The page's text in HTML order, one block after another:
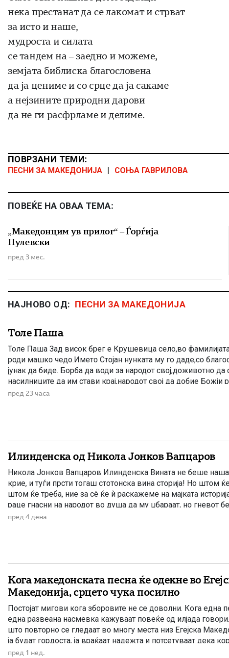
нека престанат да се лакомат и стрват
за исто и наше,
мудроста и силата
се тандем на – заедно и можеме,
земјата библиска благословена
да ја цениме и со срце да ја сакаме
а нејзините природни дарови
да не ги расфрламе и делиме.
ПОВРЗАНИ ТЕМИ:
ПЕСНИ ЗА МАКЕДОНИЈА СОЊА ГАВРИЛОВА
ПОВЕЌЕ НА ОВАА ТЕМА:
„Македонцим ув прилог“ – Ѓорѓија
Пулевски
пред 3 мес.
НАЈНОВО ОД: ПЕСНИ ЗА МАКЕДОНИЈА
Толе Паша
Толе Паша Зад висок брег е Крушевица село,во
роди машко чедо.Името Стојан нунката му го даде,со
јунак да биде. Борба да води за народот свој,доживотно да
насилниците да им стави крај,народот свој да добие Божји
време воловарче оди,со дедовците Толе дружба
пред 23 часа
Илинденска од Никола Јонков Вапцаров
Никола Јонков Вапцаров Илинденска Вината не беше наша,
крие, и туѓи прсти тогаш стотонска вина сторија! Но штом
штом ќе треба, ние за сè ќе ѝ раскажеме на мајката
раце гнасни на народот во душа да му џбараат, но гневот
нараснат, та […]
пред 4 дена
Кога македонската песна ќе одекне во
Македонија, срцето чука посилно
Постојат мигови кога зборовите не се доволни. Кога една
една развеана насмевка кажуваат повеќе од илјада
што повторно се гледаат во многу места низ Егејска
ја будат гордоста, ја враќаат надежта и потсетуваат дека
биде притиснат, но не и уништен. […]
пред 1 нед.